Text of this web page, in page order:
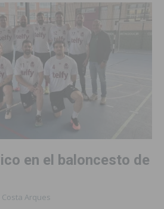
en el baloncesto de
Arques